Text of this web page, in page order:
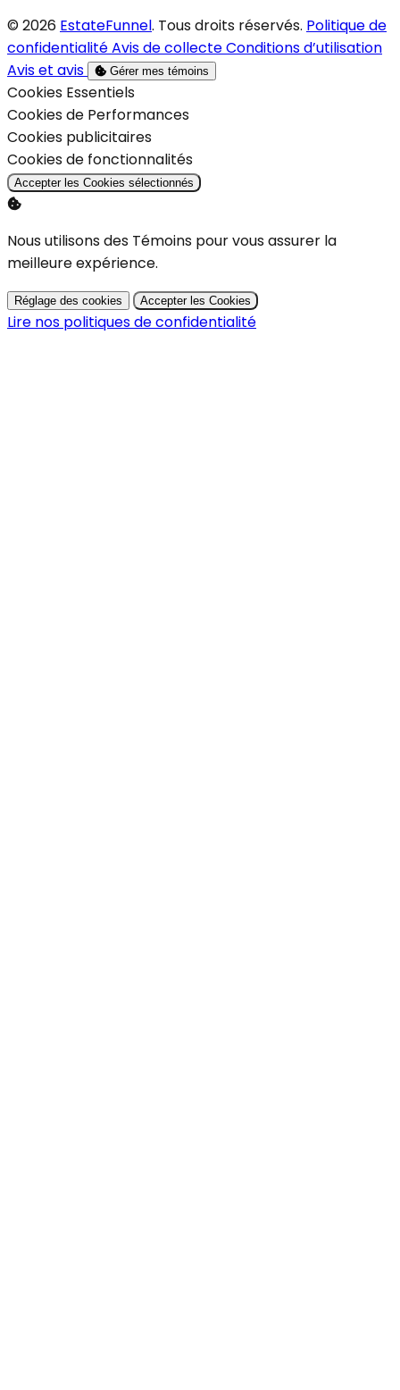
© 2026 EstateFunnel. Tous droits réservés. Politique de
confidentialitéAvis de collecteConditions d’utilisation
Avis et avis
Gérer mes témoins
Activer
Cookies Essentiels
Activer
Cookies de Performances
Activer
Cookies publicitaires
Activer
Cookies de fonctionnalités
Accepter les Cookies sélectionnés
Nous utilisons des Témoins pour vous assurer la
meilleure expérience.
Réglage des cookies Accepter les Cookies
Lire nos politiques de confidentialité